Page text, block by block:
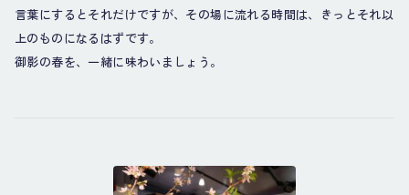
言葉にするとそれだけですが、その場に流れる時間は、きっとそれ以
上のものになるはずです。
御影の春を、一緒に味わいましょう。